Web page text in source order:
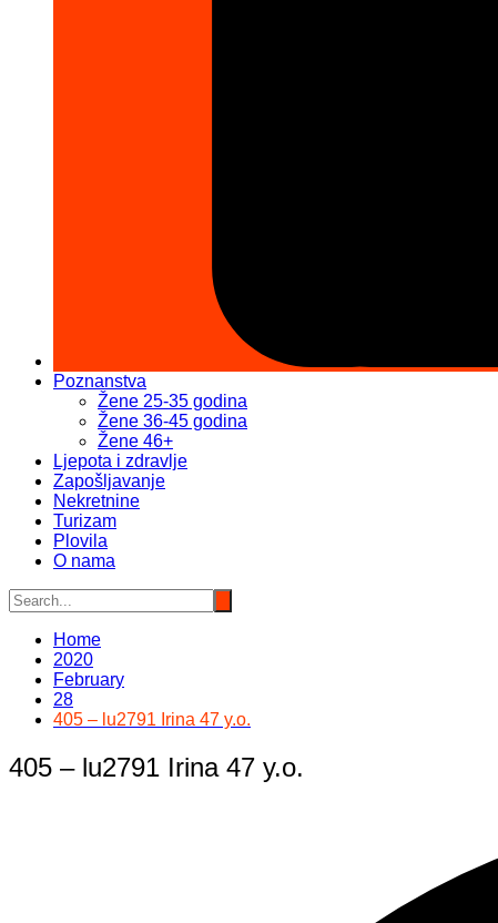
Poznanstva
Žene 25-35 godina
Žene 36-45 godina
Žene 46+
Ljepota i zdravlje
Zapošljavanje
Nekretnine
Turizam
Plovila
O nama
Home
2020
February
28
405 – lu2791 Irina 47 y.o.
405 – lu2791 Irina 47 y.o.